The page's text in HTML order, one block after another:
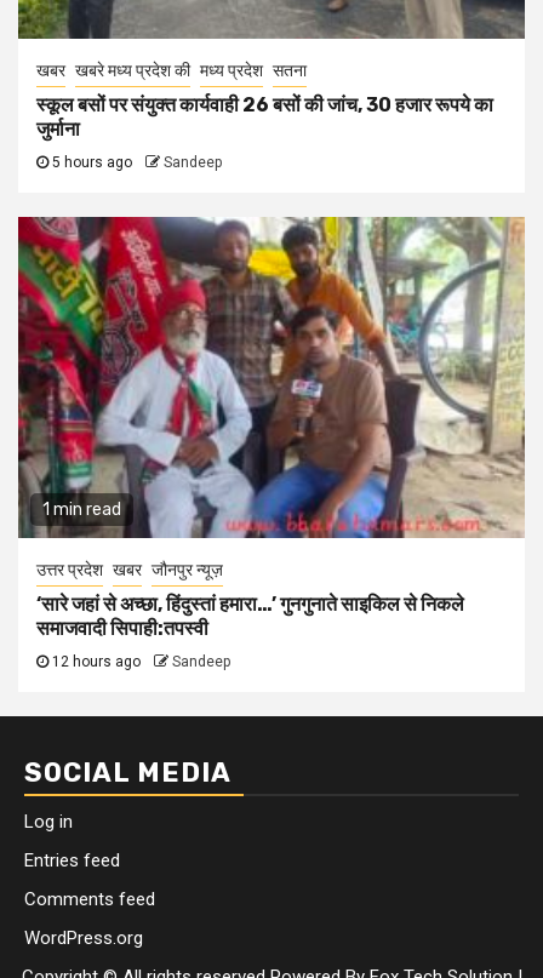
खबर खबरे मध्य प्रदेश की मध्य प्रदेश सतना
स्कूल बसों पर संयुक्त कार्यवाही 26 बसों की जांच, 30 हजार रूपये का
जुर्माना
5 hours ago Sandeep
1 min read
उत्तर प्रदेश खबर जौनपुर न्यूज़
‘सारे जहां से अच्छा, हिंदुस्तां हमारा…’ गुनगुनाते साइकिल से निकले
समाजवादी सिपाही:तपस्वी
12 hours ago Sandeep
SOCIAL MEDIA
Log in
Entries feed
Comments feed
WordPress.org